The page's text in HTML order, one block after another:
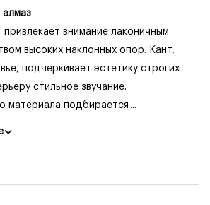
алмаз
привлекает внимание лаконичным
высоких наклонных опор. Кант,
подчеркивает эстетику строгих
стильное звучание.
материала подбирается ...